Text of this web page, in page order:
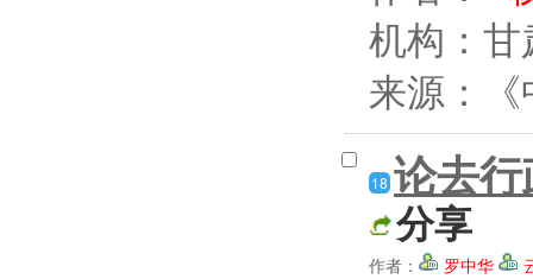
机构：
来源：
18 论去
分享
作者： 罗中华